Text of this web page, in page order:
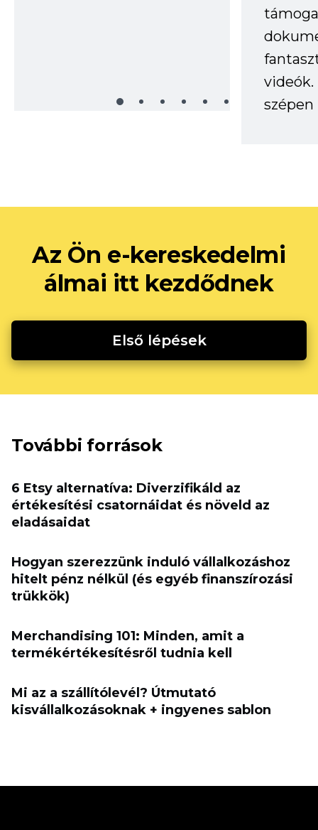
videók.
Az Ön e-kereskedelmi
álmai itt kezdődnek
Első lépések
További források
6 Etsy alternatíva: Diverzifikáld az
értékesítési csatornáidat és növeld az
eladásaidat
Hogyan szerezzünk induló vállalkozáshoz
hitelt pénz nélkül (és egyéb finanszírozási
trükkök)
Merchandising 101: Minden, amit a
termékértékesítésről tudnia kell
Mi az a szállítólevél? Útmutató
kisvállalkozásoknak + ingyenes sablon